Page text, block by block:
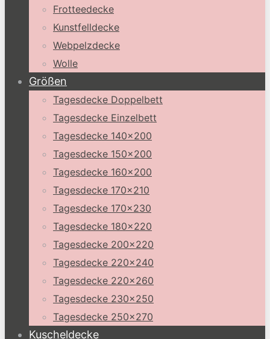
Frotteedecke
Kunstfelldecke
Webpelzdecke
Wolle
Größen
Tagesdecke Doppelbett
Tagesdecke Einzelbett
Tagesdecke 140×200
Tagesdecke 150×200
Tagesdecke 160×200
Tagesdecke 170×210
Tagesdecke 170×230
Tagesdecke 180×220
Tagesdecke 200×220
Tagesdecke 220×240
Tagesdecke 220×260
Tagesdecke 230×250
Tagesdecke 250×270
Kuscheldecke